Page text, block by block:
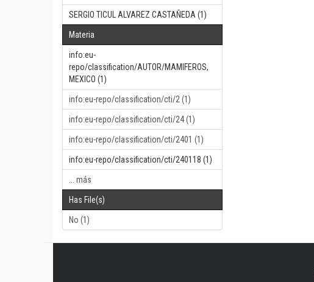
SERGIO TICUL ALVAREZ CASTAÑEDA (1)
Materia
info:eu-
repo/classification/AUTOR/MAMIFEROS,
MEXICO (1)
info:eu-repo/classification/cti/2 (1)
info:eu-repo/classification/cti/24 (1)
info:eu-repo/classification/cti/2401 (1)
info:eu-repo/classification/cti/240118 (1)
... más
Has File(s)
No (1)